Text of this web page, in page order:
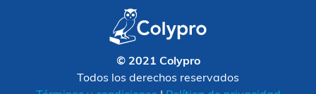
© 2021 Colypro
Todos los derechos reservados